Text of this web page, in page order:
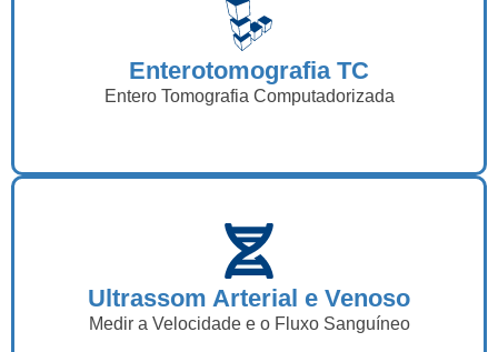
Enterotomografia TC
Entero Tomografia Computadorizada
Ultrassom Arterial e Venoso
Medir a Velocidade e o Fluxo Sanguíneo